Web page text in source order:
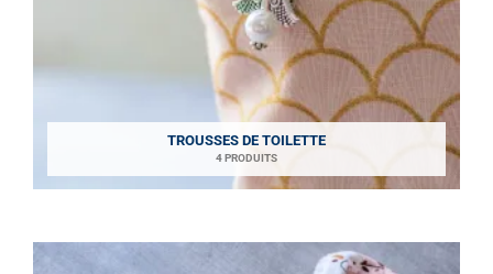
TROUSSES DE TOILETTE
4 PRODUITS